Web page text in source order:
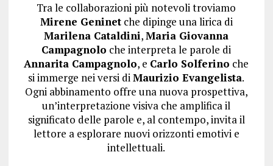
Tra le collaborazioni più notevoli troviamo
Mirene Geninetche dipinge una lirica di
Marilena Cataldini,Maria Giovanna
Campagnolo che interpreta le parole di
Annarita Campagnolo, e Carlo Solferino che
si immerge nei versi diMaurizio Evangelista.
Ogni abbinamento offre una nuova prospettiva,
un’interpretazione visiva che amplifica il
significato delle parole e, al contempo, invita il
lettore a esplorare nuovi orizzonti emotivi e
intellettuali.